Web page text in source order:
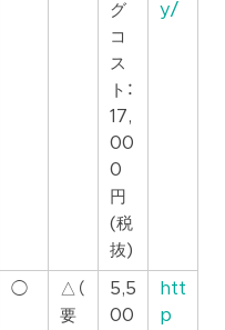
グ
コ
ス
ト：
17,
00
0
円
(税
抜)
y/
◯
△（
要
5,5
00
htt
p